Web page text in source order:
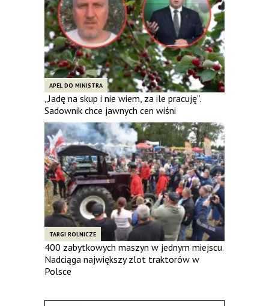
APEL DO MINISTRA
„Jadę na skup i nie wiem, za ile pracuję”.
Sadownik chce jawnych cen wiśni
TARGI ROLNICZE
400 zabytkowych maszyn w jednym miejscu.
Nadciąga największy zlot traktorów w
Polsce